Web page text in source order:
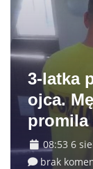
3-latka
ojca.
promila
08:53 6
brak